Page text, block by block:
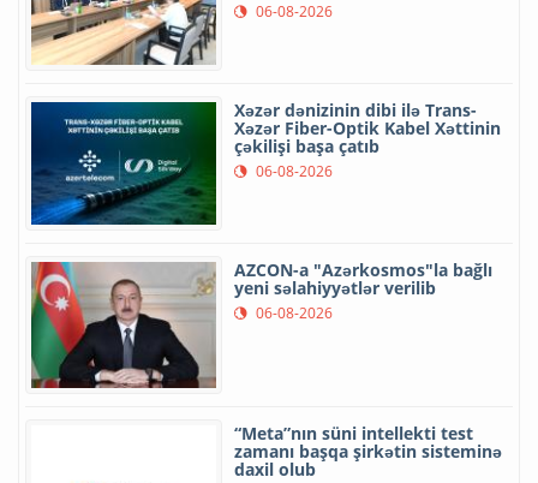
06-08-2026
Xəzər dənizinin dibi ilə Trans-
Xəzər Fiber-Optik Kabel Xəttinin
çəkilişi başa çatıb
06-08-2026
AZCON-a "Azərkosmos"la bağlı
yeni səlahiyyətlər verilib
06-08-2026
“Meta”nın süni intellekti test
zamanı başqa şirkətin sisteminə
daxil olub